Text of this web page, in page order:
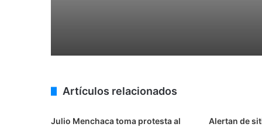
Proponen que 42 alcaldías de Hidalgo
Artículos relacionados
Julio Menchaca toma protesta al
Alertan de